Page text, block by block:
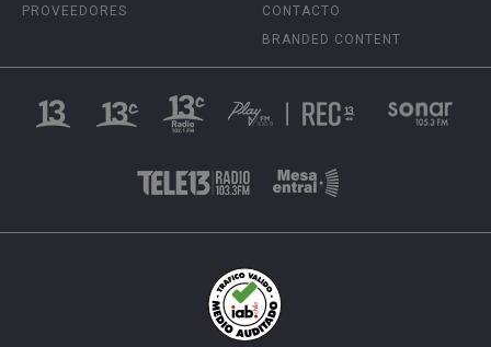
PROVEEDORES
CONTACTO
BRANDED CONTENT